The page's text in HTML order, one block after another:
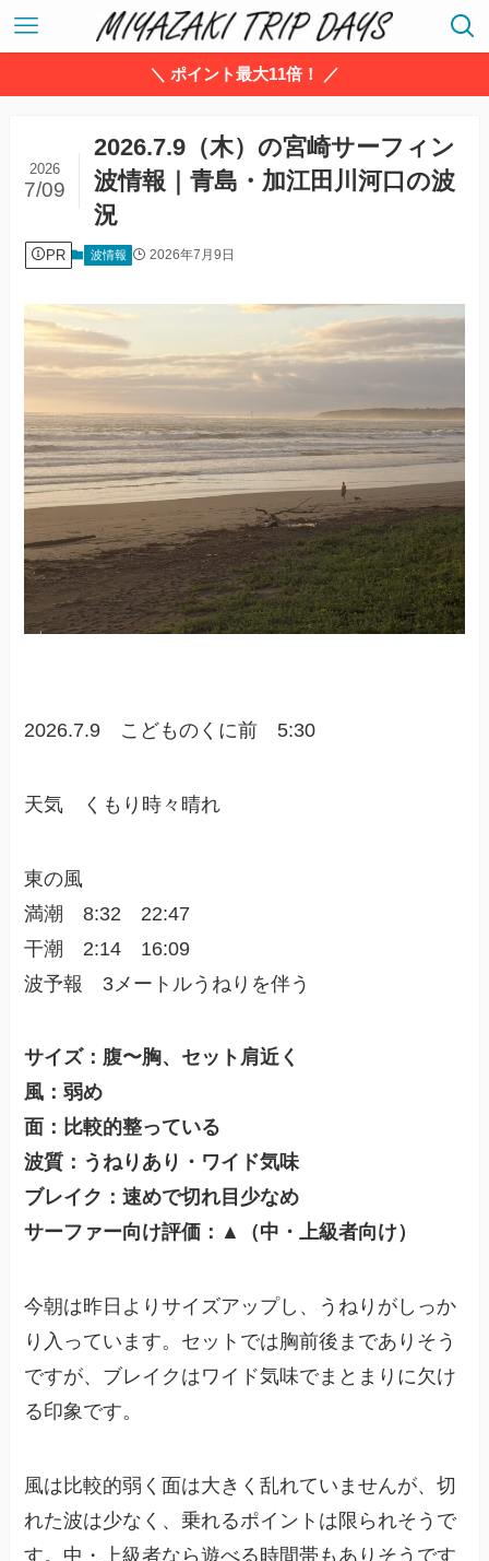
＼ ポイント最大11倍！ ／
2026.7.9（木）の宮崎サーフィン
波情報｜青島・加江田川河口の波
況
2026
7/09
PR 波情報 2026年7月9日
2026.7.9 こどものくに前 5:30
天気 くもり時々晴れ
東の風
満潮 8:32 22:47
干潮 2:14 16:09
波予報 3メートルうねりを伴う
サイズ：腹〜胸、セット肩近く
風：弱め
面：比較的整っている
波質：うねりあり・ワイド気味
ブレイク：速めで切れ目少なめ
サーファー向け評価：▲（中・上級者向け）
今朝は昨日よりサイズアップし、うねりがしっか
り入っています。セットでは胸前後までありそう
ですが、ブレイクはワイド気味でまとまりに欠け
る印象です。
風は比較的弱く面は大きく乱れていませんが、切
れた波は少なく、乗れるポイントは限られそうで
す。中・上級者なら遊べる時間帯もありそうです